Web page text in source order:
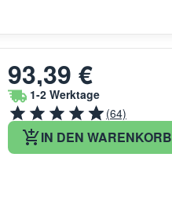
93,39 €
1-2 Werktage
(64)
IN DEN WARENKORB